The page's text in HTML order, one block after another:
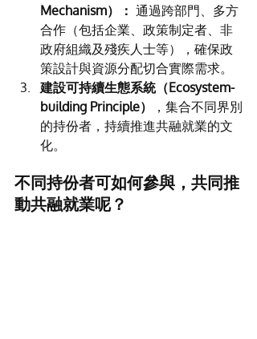
Mechanism）： 通過跨部門、多方
合作（包括企業、政策制定者、非
政府組織及殘疾人士等），確保政
策設計與資源分配切合實際需求。
建設可持續生態系統（Ecosystem-
building Principle）
，集合不同界別
的持份者，持續推進共融就業的文
化。
不同持份者可如何參與，共同推
動共融就業呢？